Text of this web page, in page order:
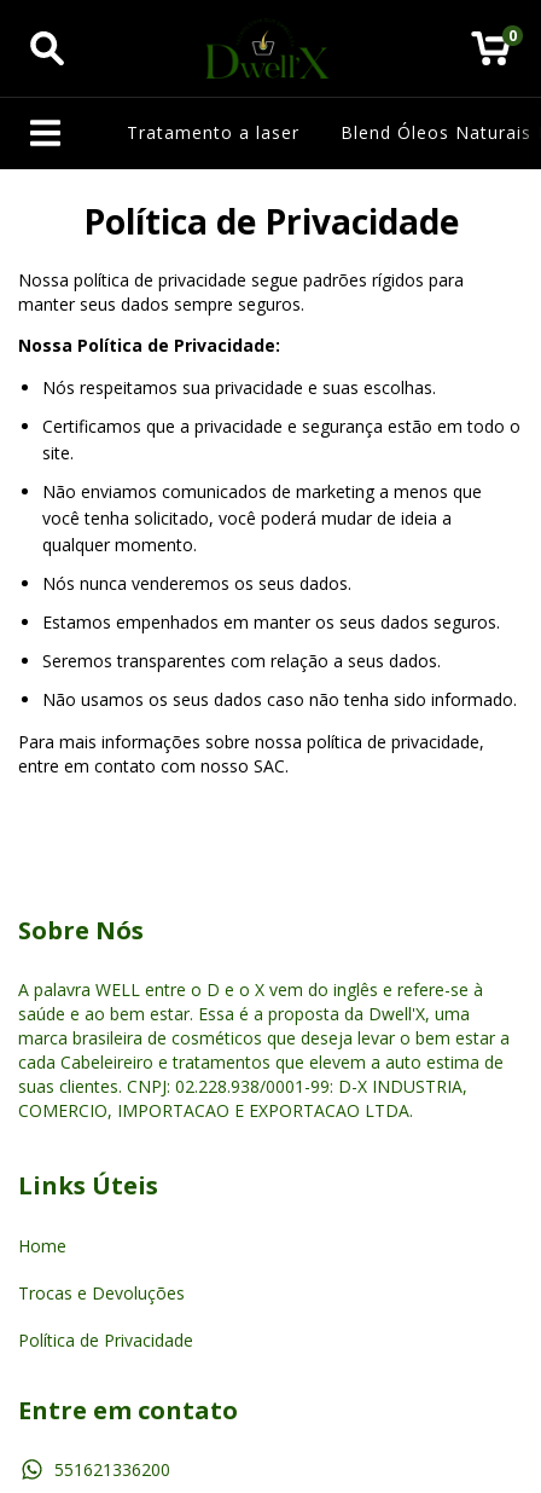
0
Tratamento a laser Blend Óleos Naturais
Política de Privacidade
Nossa política de privacidade segue padrões rígidos para
manter seus dados sempre seguros.
Nossa Política de Privacidade:
Nós respeitamos sua privacidade e suas escolhas.
Certificamos que a privacidade e segurança estão em todo o
site.
Não enviamos comunicados de marketing a menos que
você tenha solicitado, você poderá mudar de ideia a
qualquer momento.
Nós nunca venderemos os seus dados.
Estamos empenhados em manter os seus dados seguros.
Seremos transparentes com relação a seus dados.
Não usamos os seus dados caso não tenha sido informado.
Para mais informações sobre nossa política de privacidade,
entre em contato com nosso SAC.
Sobre Nós
A palavra WELL entre o D e o X vem do inglês e refere-se à
saúde e ao bem estar. Essa é a proposta da Dwell'X, uma
marca brasileira de cosméticos que deseja levar o bem estar a
cada Cabeleireiro e tratamentos que elevem a auto estima de
suas clientes. CNPJ: 02.228.938/0001-99: D-X INDUSTRIA,
COMERCIO, IMPORTACAO E EXPORTACAO LTDA.
Links Úteis
Home
Trocas e Devoluções
Política de Privacidade
Entre em contato
551621336200